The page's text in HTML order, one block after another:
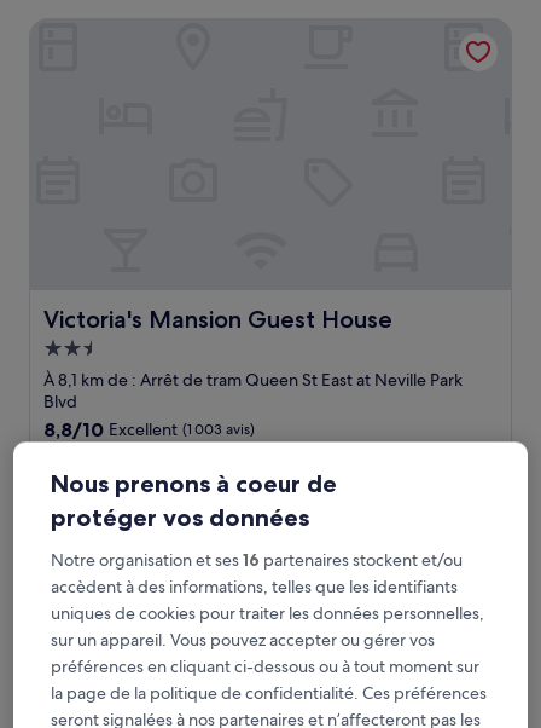
Victoria's Mansion Guest House
Victoria's Mansion Guest House
Hébergement
2.5 étoiles
À 8,1 km de : Arrêt de tram Queen St East at Neville Park
Blvd
8.8
sur
10,
Excellent,
(1 003 avis)
8,8/10 Excellent (1 003 avis)
de
118 €
The Broadview Hotel
Nous prenons à coeur de
protéger vos données
Notre organisation et ses16 partenaires stockent et/ou
accèdent à des informations, telles que les identifiants
uniques de cookies pour traiter les données personnelles,
sur un appareil. Vous pouvez accepter ou gérer vos
préférences en cliquant ci-dessous ou à tout moment sur
la page de la politique de confidentialité. Ces préférences
seront signalées à nos partenaires et n’affecteront pas les